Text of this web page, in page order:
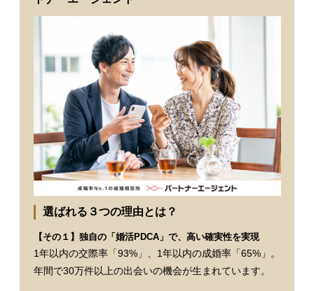
選ばれる３つの理由とは？
【その１】独自の「婚活PDCA」で、高い確実性を実現
1年以内の交際率「93%」、1年以内の成婚率「65%」。
年間で30万件以上の出会いの機会が生まれています。